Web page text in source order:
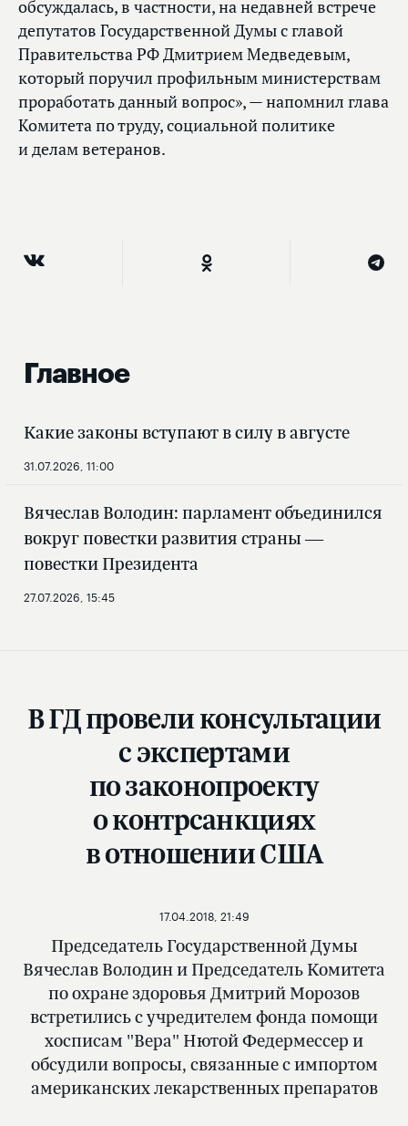
обсуждалась, в частности, на недавней встрече
депутатов Государственной Думы с главой
Правительства РФ Дмитрием Медведевым,
который поручил профильным министерствам
проработать данный вопрос», — напомнил глава
Комитета по труду, социальной политике
и делам ветеранов.
Главное
Какие законы вступают в силу в августе
31.07.2026, 11:00
Вячеслав Володин: парламент объединился
вокруг повестки развития страны —
повестки Президента
27.07.2026, 15:45
В ГД провели консультации
с экспертами
по законопроекту
о контрсанкциях
в отношении США
Председатель Государственной Думы
Вячеслав Володин и Председатель Комитета
по охране здоровья Дмитрий Морозов
встретились с учредителем фонда помощи
хосписам "Вера" Нютой Федермессер и
обсудили вопросы, связанные с импортом
американских лекарственных препаратов
17.04.2018, 21:49